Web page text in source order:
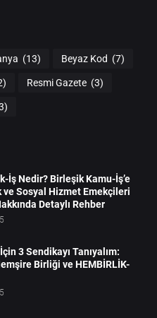
(13) Beyaz Kod (7)
Resmi Gazete (3)
İş Nedir? Birleşik Kamu-İş’e
ve Sosyal Hizmet Emekçileri
Detaylı Rehber
3 Sendikayı Tanıyalım:
Birliği ve HEMBİRLİK-